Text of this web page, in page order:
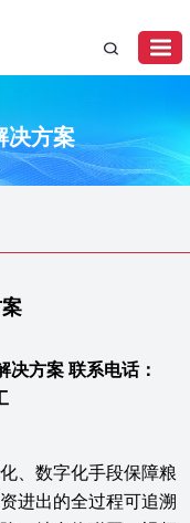
决方案
决方案 联系电话：
、数字化手段保障粮
进出的全过程可追溯